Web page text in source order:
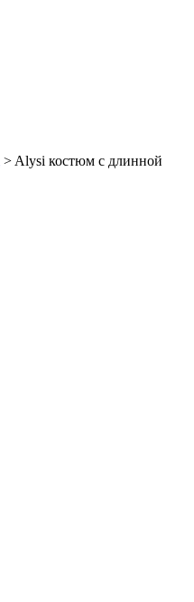
> Alysi костюм с длинной